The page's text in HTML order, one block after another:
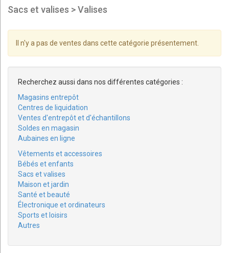
Sacs et valises > Valises
Il n'y a pas de ventes dans cette catégorie présentement.
Recherchez aussi dans nos différentes catégories :
Magasins entrepôt
Centres de liquidation
Ventes d'entrepôt et d'échantillons
Soldes en magasin
Aubaines en ligne
Vêtements et accessoires
Bébés et enfants
Sacs et valises
Maison et jardin
Santé et beauté
Électronique et ordinateurs
Sports et loisirs
Autres